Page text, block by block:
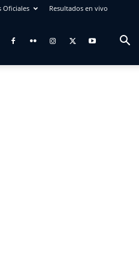
Oficiales Resultados en vivo